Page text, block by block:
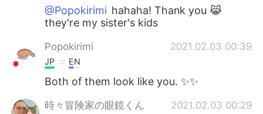
@Popokirimi hahaha! Thank you 😹
they're my sister's kids
Popokirimi 2021.02.03 00:39
JP EN
Both of them look like you. ✨✨
時々冒険家の眼鏡くん 2021.02.03 00:29